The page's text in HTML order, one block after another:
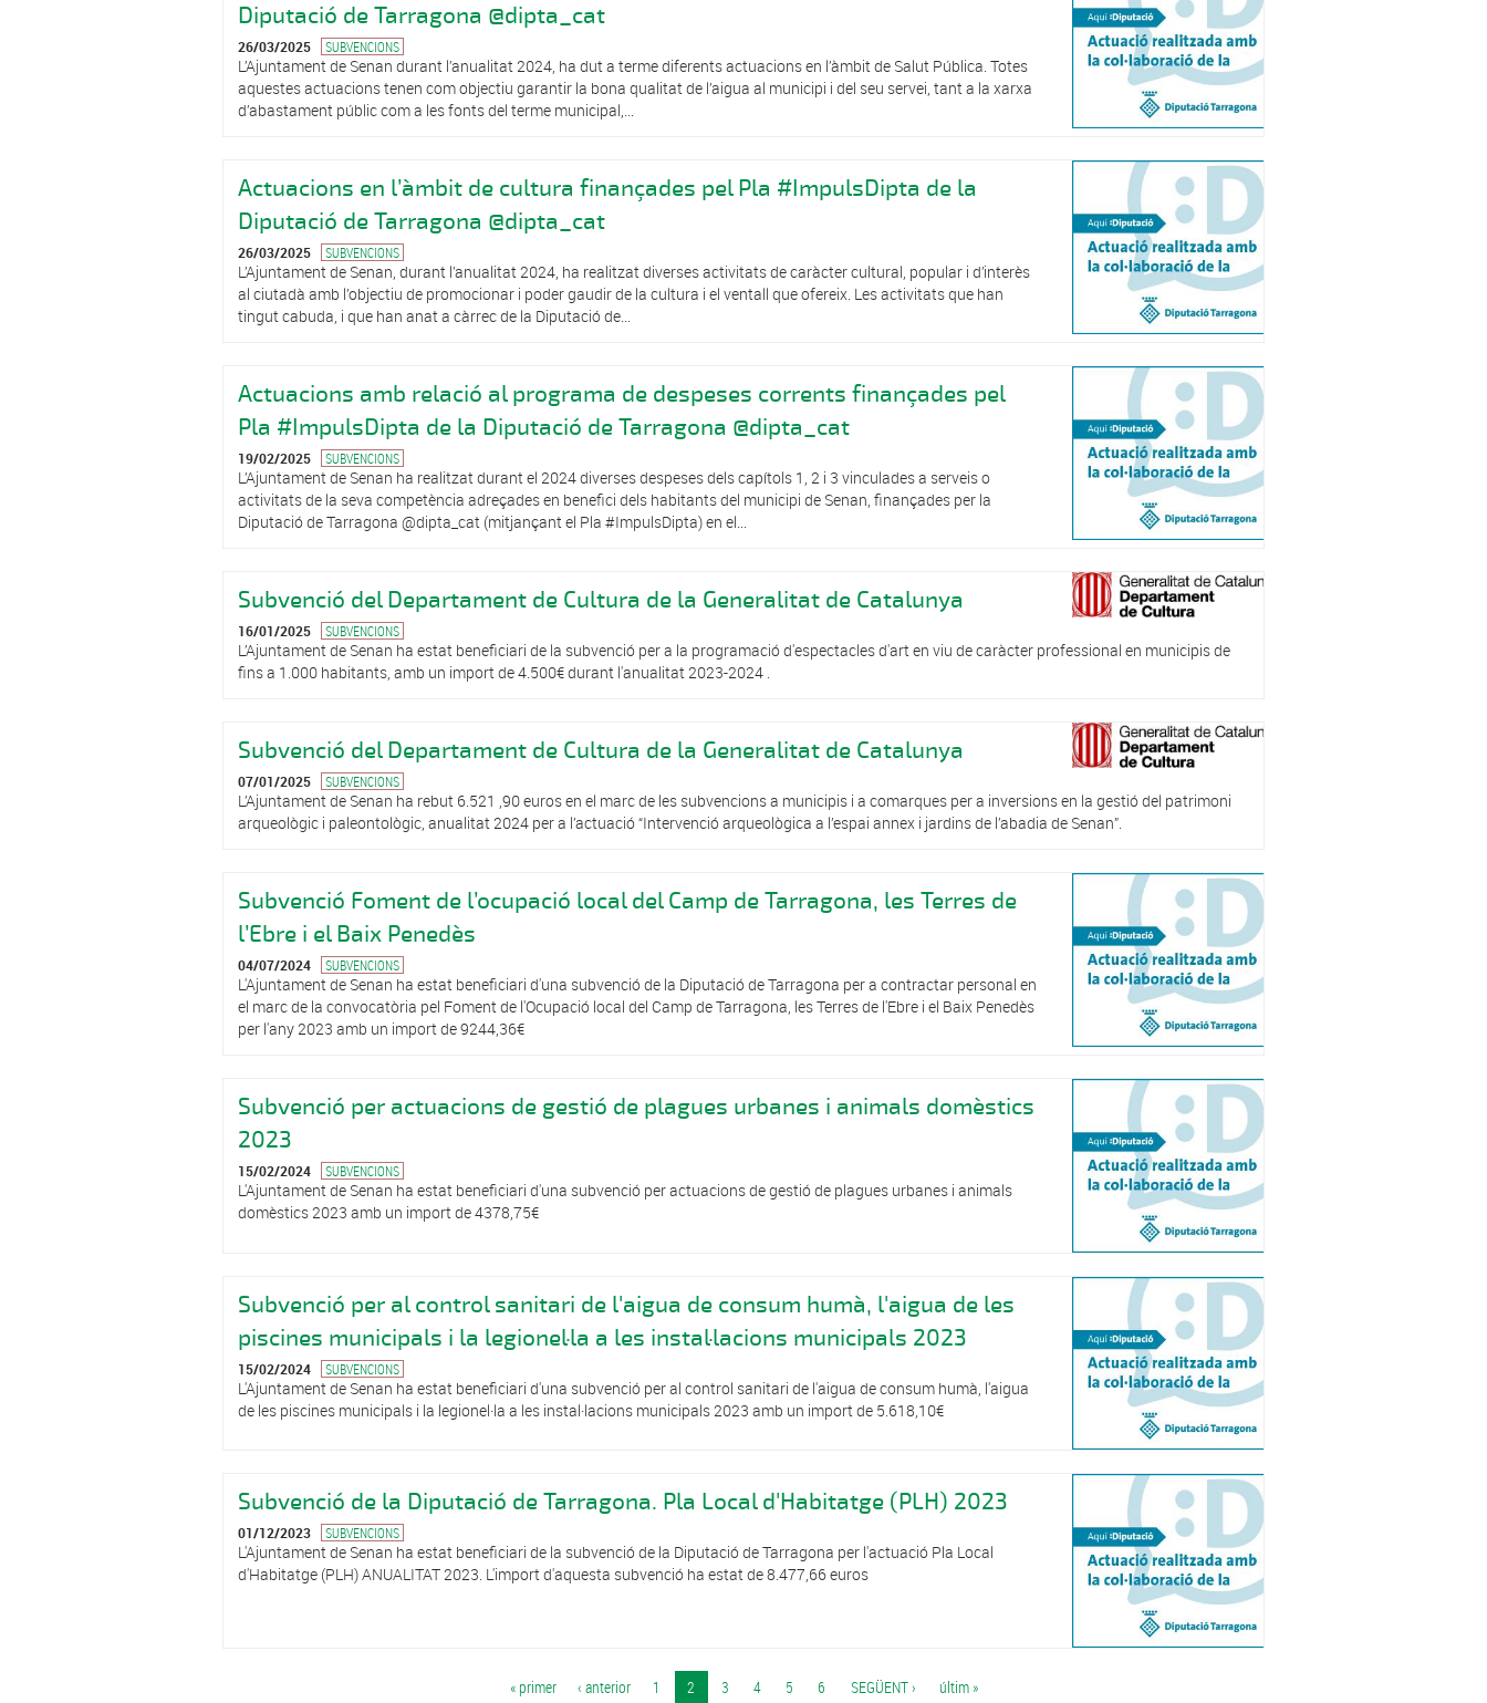
Diputació de Tarragona @dipta_cat
26/03/2025 SUBVENCIONS
L’Ajuntament de Senan durant l’anualitat 2024, ha dut a terme diferents actuacions en l’àmbit de Salut Pública. Totes
aquestes actuacions tenen com objectiu garantir la bona qualitat de l’aigua al municipi i del seu servei, tant a la xarxa
d’abastament públic com a les fonts del terme municipal,...
Actuacions en l’àmbit de cultura finançades pel Pla #ImpulsDipta de la
Diputació de Tarragona @dipta_cat
26/03/2025 SUBVENCIONS
L’Ajuntament de Senan, durant l’anualitat 2024, ha realitzat diverses activitats de caràcter cultural, popular i d’interès
al ciutadà amb l’objectiu de promocionar i poder gaudir de la cultura i el ventall que ofereix. Les activitats que han
tingut cabuda, i que han anat a càrrec de la Diputació de...
Actuacions amb relació al programa de despeses corrents finançades pel
Pla #ImpulsDipta de la Diputació de Tarragona @dipta_cat
19/02/2025 SUBVENCIONS
L’Ajuntament de Senan ha realitzat durant el 2024 diverses despeses dels capítols 1, 2 i 3 vinculades a serveis o
activitats de la seva competència adreçades en benefici dels habitants del municipi de Senan, finançades per la
Diputació de Tarragona @dipta_cat (mitjançant el Pla #ImpulsDipta) en el...
Subvenció del Departament de Cultura de la Generalitat de Catalunya
16/01/2025 SUBVENCIONS
L’Ajuntament de Senan ha estat beneficiari de la subvenció per a la programació d'espectacles d'art en viu de caràcter professional en municipis de
fins a 1.000 habitants, amb un import de 4.500€ durant l'anualitat 2023-2024 .
Subvenció del Departament de Cultura de la Generalitat de Catalunya
07/01/2025 SUBVENCIONS
L’Ajuntament de Senan ha rebut 6.521 ,90 euros en el marc de les subvencions a municipis i a comarques per a inversions en la gestió del patrimoni
arqueològic i paleontològic, anualitat 2024 per a l’actuació “Intervenció arqueològica a l’espai annex i jardins de l’abadia de Senan”.
Subvenció Foment de l’ocupació local del Camp de Tarragona, les Terres de
l’Ebre i el Baix Penedès
04/07/2024 SUBVENCIONS
L'Ajuntament de Senan ha estat beneficiari d'una subvenció de la Diputació de Tarragona per a contractar personal en
el marc de la convocatòria pel Foment de l'Ocupació local del Camp de Tarragona, les Terres de l'Ebre i el Baix Penedès
per l'any 2023 amb un import de 9244,36€
Subvenció per actuacions de gestió de plagues urbanes i animals domèstics
2023
15/02/2024 SUBVENCIONS
L'Ajuntament de Senan ha estat beneficiari d'una subvenció per actuacions de gestió de plagues urbanes i animals
domèstics 2023 amb un import de 4378,75€
Subvenció per al control sanitari de l'aigua de consum humà, l'aigua de les
piscines municipals i la legionel·la a les instal·lacions municipals 2023
15/02/2024 SUBVENCIONS
L'Ajuntament de Senan ha estat beneficiari d'una subvenció per al control sanitari de l'aigua de consum humà, l'aigua
de les piscines municipals i la legionel·la a les instal·lacions municipals 2023 amb un import de 5.618,10€
Subvenció de la Diputació de Tarragona. Pla Local d'Habitatge (PLH) 2023
01/12/2023 SUBVENCIONS
L'Ajuntament de Senan ha estat beneficiari de la subvenció de la Diputació de Tarragona per l'actuació Pla Local
d'Habitatge (PLH) ANUALITAT 2023. L'import d'aquesta subvenció ha estat de 8.477,66 euros
« primer ‹ anterior 1 2 3 4 5 6 SEGÜENT › últim »